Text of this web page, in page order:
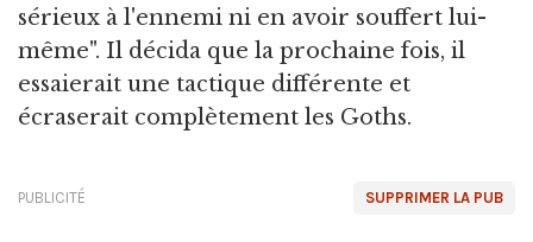
sérieux à l'ennemi ni en avoir souffert lui-
même". Il décida que la prochaine fois, il
essaierait une tactique différente et
écraserait complètement les Goths.
SUPPRIMER LA PUB
PUBLICITÉ